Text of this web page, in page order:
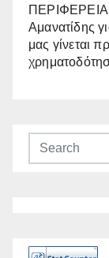
Αμανατίδης
μας γίνεται